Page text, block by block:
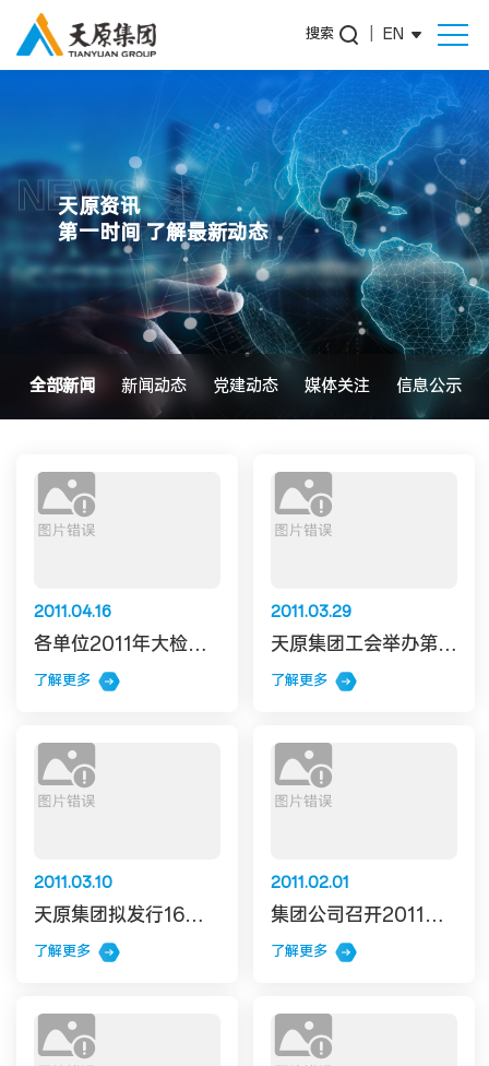
搜索 EN
NEWS
天原资讯
第一时间 了解最新动态
全部新闻 新闻动态 党建动态 媒体关注 信息公示
2011.04.16
各单位2011年大检修工作圆满完成
了解更多
2011.03.29
天原集团工会举办第五届“迎春杯”职工登山比赛
了解更多
2011.03.10
天原集团拟发行16亿元三年期中期票据
了解更多
2011.02.01
集团公司召开2011年新年高中层管理人员大会
了解更多